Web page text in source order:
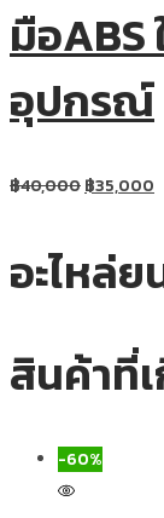
มือABS
อุปกรณ์
฿40,000฿35,000
อะไหล่
สินค้าที่
-60%